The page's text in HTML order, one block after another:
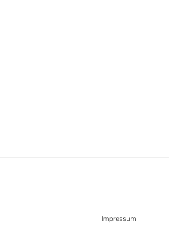
Impressum